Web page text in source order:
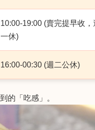
10:00-19:00 (賣完提早收，
一休)
16:00-00:30 (週二公休)
的「吃感」。